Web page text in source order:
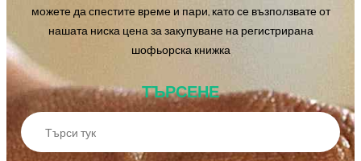
можете да спестите време и пари, като се възползвате от
нашата ниска цена за закупуване на регистрирана
шофьорска книжка
ТЪРСЕНЕ